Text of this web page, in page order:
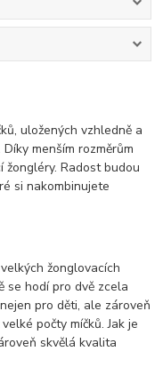
uložených vzhledně a
menším rozměrům
žongléry. Radost budou
si nakombinujete
žonglovacích
se hodí pro dvě zcela
pro děti, ale zároveň
počty míčků. Jak je
skvělá kvalita